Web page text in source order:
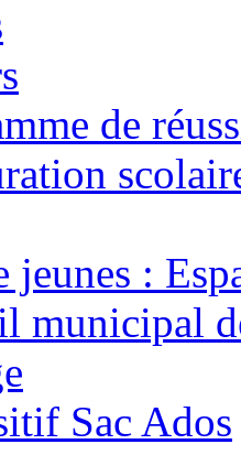
de
jeunes :
municipal
Sac Ados